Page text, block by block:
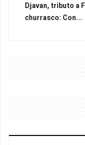
Djavan, tributo a
churrasco: Con...